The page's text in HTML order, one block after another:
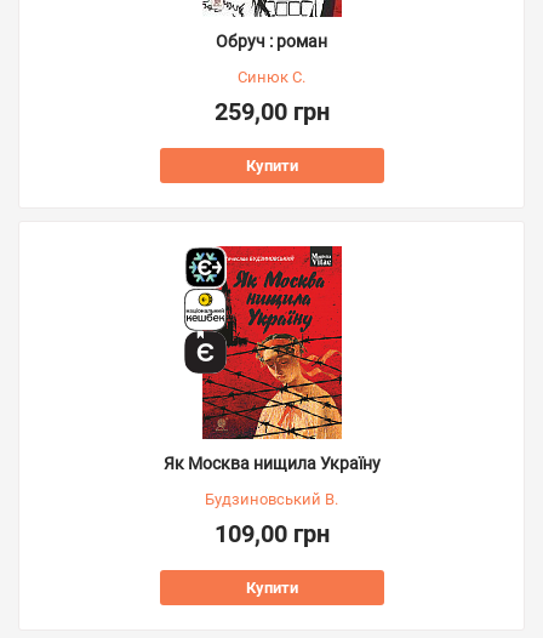
Обруч : роман
Синюк С.
259,00 грн
Купити
Як Москва нищила Україну
Будзиновський В.
109,00 грн
Купити